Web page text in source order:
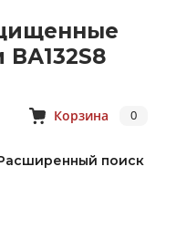
ВА132S8
Корзина 0
поиск